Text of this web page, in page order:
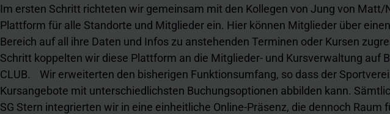
Im ersten Schritt richteten wir gemeinsam mit den Kollegen von Jung von Matt/
Plattform für alle Standorte und Mitglieder ein. Hier können Mitglieder über
Bereich auf all ihre Daten und Infos zu anstehenden Terminen oder Kursen
Schritt koppelten wir diese Plattform an die Mitglieder- und Kursverwaltung auf
CLUB. Wir erweiterten den bisherigen Funktionsumfang, so dass der
Kursangebote mit unterschiedlichsten Buchungsoptionen abbilden kann.
SG Stern integrierten wir in eine einheitliche Online-Präsenz, die dennoch Raum